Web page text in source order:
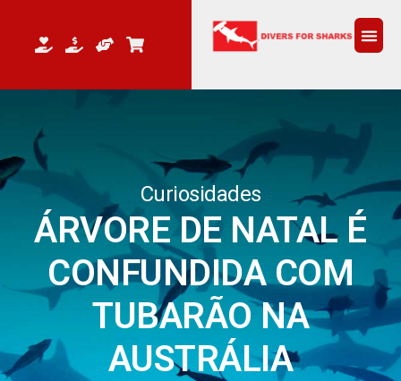
Curiosidades
ÁRVORE DE NATAL É
CONFUNDIDA COM
TUBARÃO NA
AUSTRÁLIA